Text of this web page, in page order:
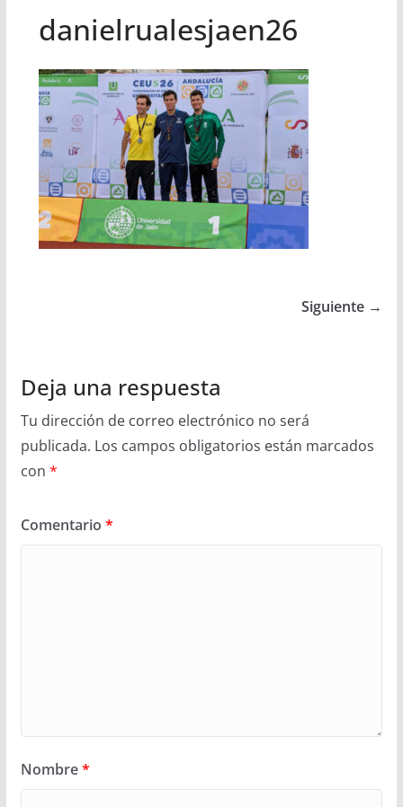
danielrualesjaen26
Siguiente →
Deja una respuesta
Tu dirección de correo electrónico no será
publicada. Los campos obligatorios están marcados
con *
Comentario *
Nombre*